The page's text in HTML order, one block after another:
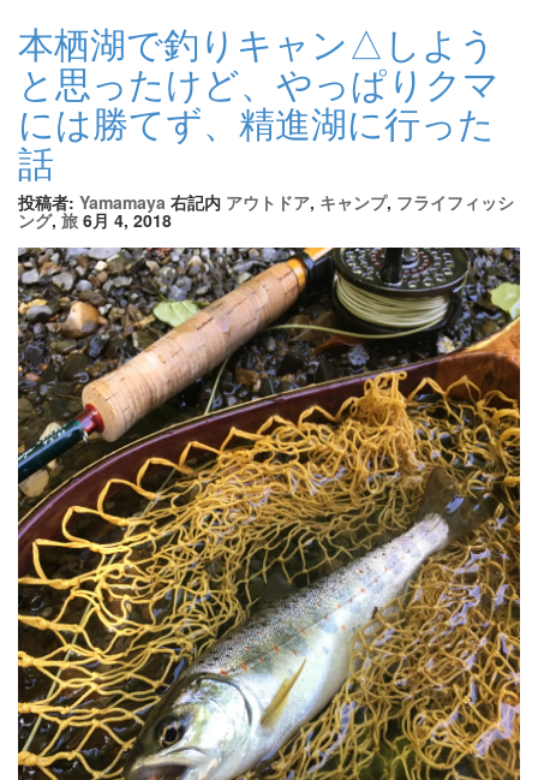
本栖湖で釣りキャン△しよう
と思ったけど、やっぱりクマ
には勝てず、精進湖に行った
話
投稿者: Yamamaya 右記内 アウトドア, キャンプ, フライフィッシ
ング, 旅 6月 4, 2018